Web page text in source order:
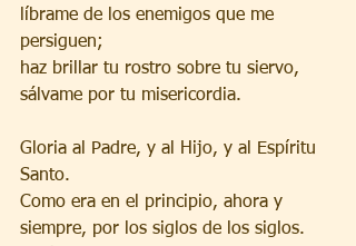
líbrame de los enemigos que me
persiguen;
haz brillar tu rostro sobre tu siervo,
sálvame por tu misericordia.
Gloria al Padre, y al Hijo, y al Espíritu
Santo.
Como era en el principio, ahora y
siempre, por los siglos de los siglos.